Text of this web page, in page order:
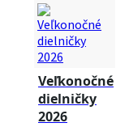
Veľkonočné
dielničky
2026